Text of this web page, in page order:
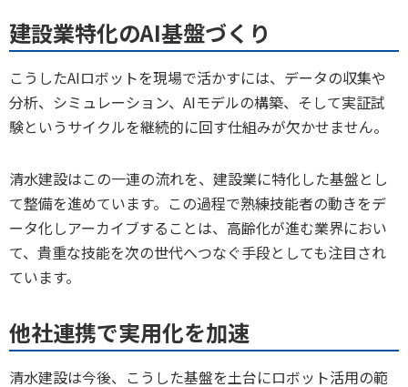
建設業特化のAI基盤づくり
こうしたAIロボットを現場で活かすには、データの収集や
分析、シミュレーション、AIモデルの構築、そして実証試
験というサイクルを継続的に回す仕組みが欠かせません。
清水建設はこの一連の流れを、建設業に特化した基盤とし
て整備を進めています。この過程で熟練技能者の動きをデ
ータ化しアーカイブすることは、高齢化が進む業界におい
て、貴重な技能を次の世代へつなぐ手段としても注目され
ています。
他社連携で実用化を加速
清水建設は今後、こうした基盤を土台にロボット活用の範